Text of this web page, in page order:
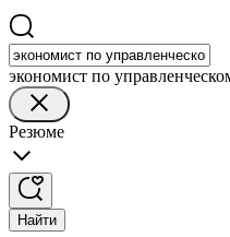
экономист по
Резюме
Найти